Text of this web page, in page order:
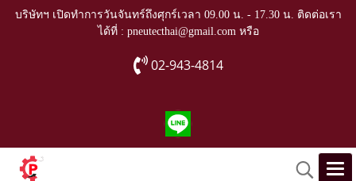
บริษัทฯ เปิดทำการวันจันทร์ถึงศุกร์เวลา 09.00 น. - 17.30 น. ติดต่อเรา
ได้ที่ : pneutecthai@gmail.com หรือ
02-943-4814